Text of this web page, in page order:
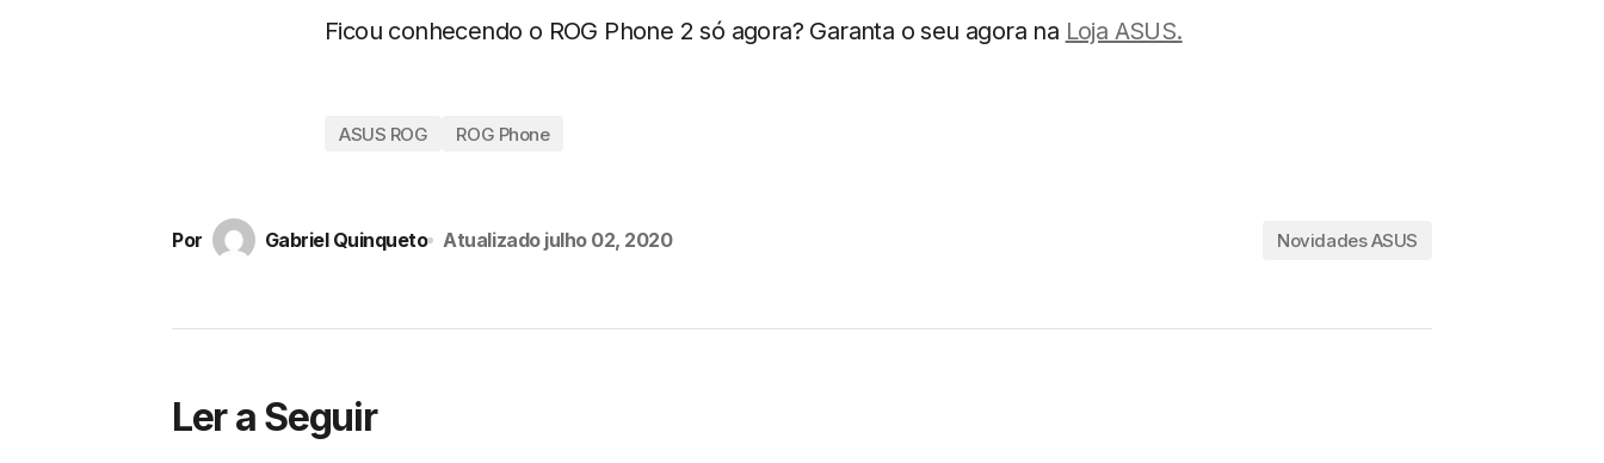
Ficou conhecendo o ROG Phone 2 só agora? Garanta o seu agora na Loja ASUS.
ASUS ROG ROG Phone
Por Gabriel Quinqueto Atualizado julho 02, 2020 Novidades ASUS
Ler a Seguir